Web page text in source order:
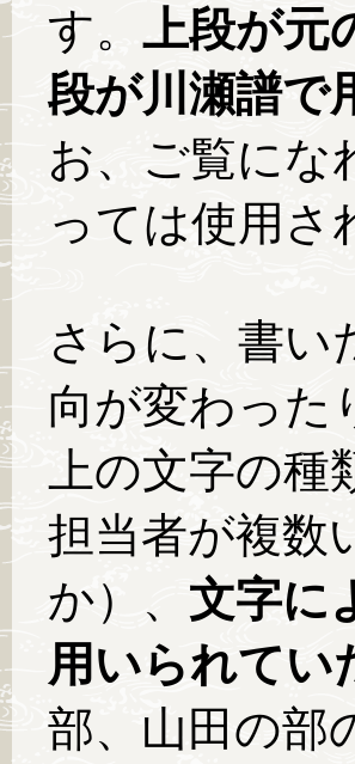
す。 上段が元
段が川瀬譜で
お、ご覧にな
っては使用さ
さらに、書い
向が変わった
上の文字の
担当者が複数
か）、 文字に
用いられてい
部、山田の部